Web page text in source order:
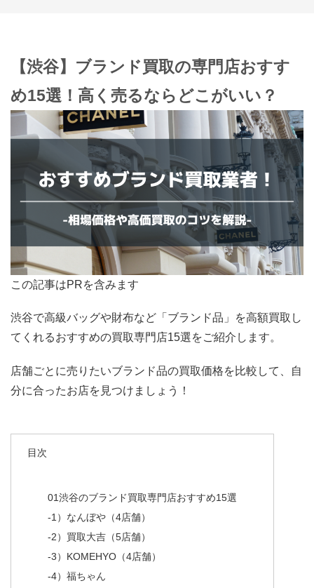
【渋谷】ブランド買取の専門店おすす
め15選！高く売るならどこがいい？
この記事はPRを含みます
渋谷で高級バッグや財布など「ブランド品」を高額買取し
てくれるおすすめの買取専門店15選をご紹介します。
店舗ごとに売りたいブランド品の買取価格を比較して、自
分に合ったお店を見つけましょう！
目次
01渋谷のブランド買取専門店おすすめ15選
-1）なんぼや（4店舗）
-2）買取大吉（5店舗）
-3）KOMEHYO（4店舗）
-4）福ちゃん